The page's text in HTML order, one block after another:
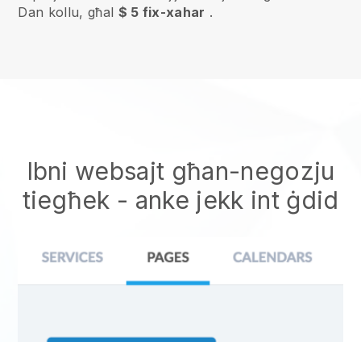
Dan kollu, għal $ 5 fix-xahar .
Ibni websajt għan-negozju
tiegħek - anke jekk int ġdid